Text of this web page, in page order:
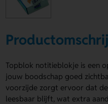
Topblok notitieblokje is een
jouw boodschap goed
voorzijde zorgt ervoor dat
leesbaar blijft, wat extra